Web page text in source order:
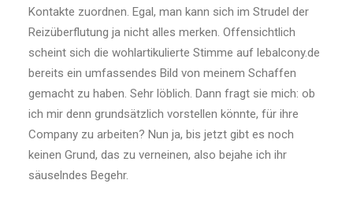
Kontakte zuordnen. Egal, man kann sich im Strudel der
Reizüberflutung ja nicht alles merken. Offensichtlich
scheint sich die wohlartikulierte Stimme auf lebalcony.de
bereits ein umfassendes Bild von meinem Schaffen
gemacht zu haben. Sehr löblich. Dann fragt sie mich: ob
ich mir denn grundsätzlich vorstellen könnte, für ihre
Company zu arbeiten? Nun ja, bis jetzt gibt es noch
keinen Grund, das zu verneinen, also bejahe ich ihr
säuselndes Begehr.